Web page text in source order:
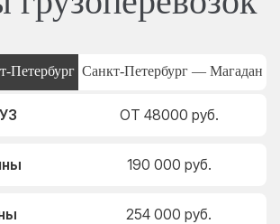
Петербург Санкт-Петербург — Магадан
ОТ 48000 руб.
190 000 руб.
254 000 руб.